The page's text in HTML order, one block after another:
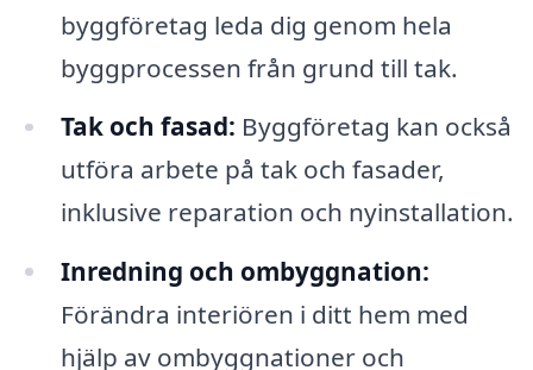
byggföretag leda dig genom hela
byggprocessen från grund till tak.
Tak och fasad: Byggföretag kan också
utföra arbete på tak och fasader,
inklusive reparation och nyinstallation.
Inredning och ombyggnation:
Förändra interiören i ditt hem med
hjälp av ombyggnationer och